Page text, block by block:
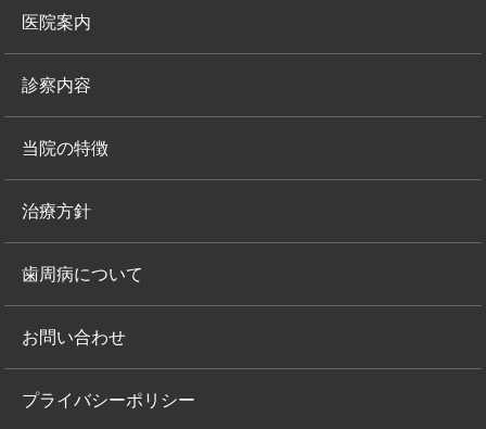
医院案内
診察内容
当院の特徴
治療方針
歯周病について
お問い合わせ
プライバシーポリシー